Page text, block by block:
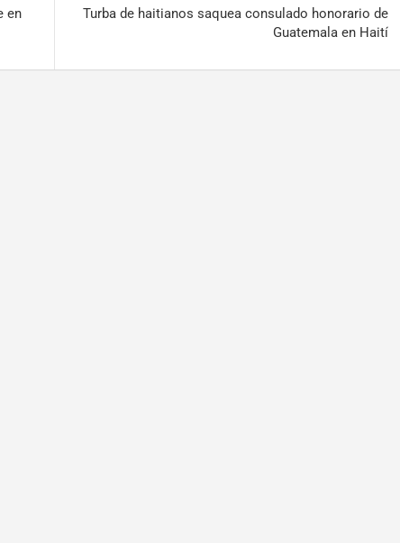
en
Turba de haitianos saquea consulado honorario de
Guatemala en Haití